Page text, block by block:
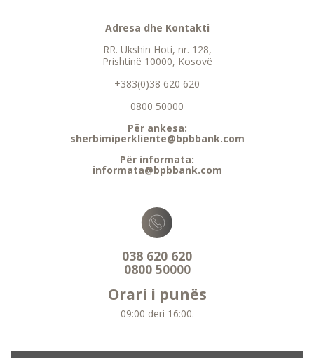
Adresa dhe Kontakti
RR. Ukshin Hoti, nr. 128,
Prishtinë 10000, Kosovë
+383(0)38 620 620
0800 50000
Për ankesa:
sherbimiperkliente@bpbbank.com
Për informata:
informata@bpbbank.com
038 620 620
0800 50000
Orari i punës
09:00 deri 16:00.